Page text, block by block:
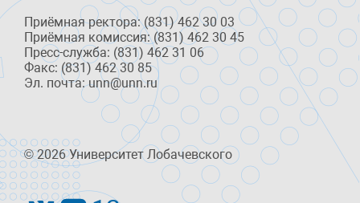
Приёмная ректора: (831) 462 30 03
Приёмная комиссия: (831) 462 30 45
Пресс-служба: (831) 462 31 06
Факс: (831) 462 30 85
Эл. почта: unn@unn.ru
© 2026 Университет Лобачевского